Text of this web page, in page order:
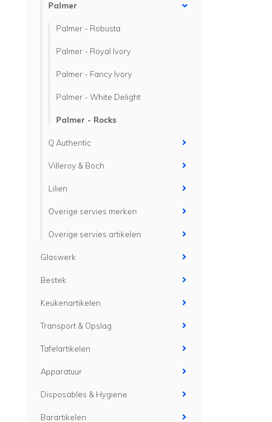
Palmer
Palmer - Robusta
Palmer - Royal Ivory
Palmer - Fancy Ivory
Palmer - White Delight
Palmer - Rocks
Q Authentic
Villeroy & Boch
Lilien
Overige servies merken
Overige servies artikelen
Glaswerk
Bestek
Keukenartikelen
Transport & Opslag
Tafelartikelen
Apparatuur
Disposables & Hygiene
Barartikelen